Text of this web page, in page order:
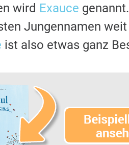
wird Exauce genannt.
Jungennamen
ist also etwas ganz